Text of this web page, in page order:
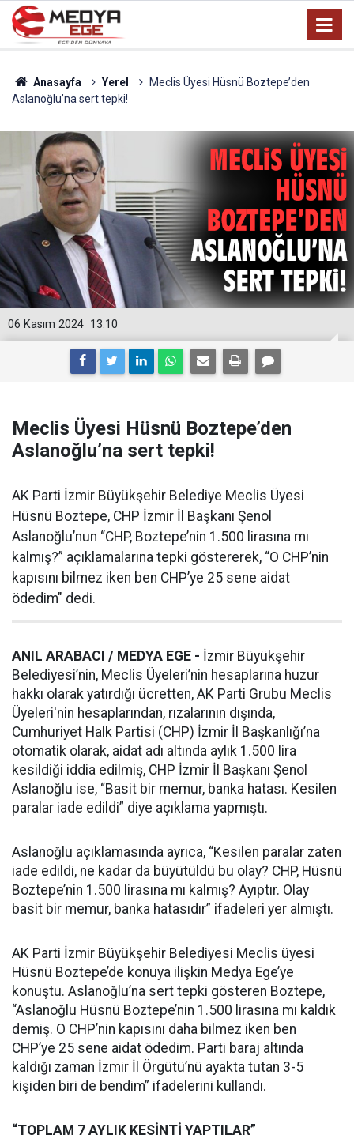
Anasayfa Yerel
Meclis Üyesi Hüsnü Boztepe’den
Aslanoğlu’na sert tepki!
13:10
06 Kasım 2024
Meclis Üyesi Hüsnü Boztepe’den
Aslanoğlu’na sert tepki!
AK Parti İzmir Büyükşehir Belediye Meclis Üyesi
Hüsnü Boztepe, CHP İzmir İl Başkanı Şenol
Aslanoğlu’nun “CHP, Boztepe’nin 1.500 lirasına mı
kalmış?” açıklamalarına tepki göstererek, “O CHP’nin
kapısını bilmez iken ben CHP’ye 25 sene aidat
ödedim" dedi.
ANIL ARABACI / MEDYA EGE - İzmir Büyükşehir
Belediyesi’nin, Meclis Üyeleri’nin hesaplarına huzur
hakkı olarak yatırdığı ücretten, AK Parti Grubu Meclis
Üyeleri'nin hesaplarından, rızalarının dışında,
Cumhuriyet Halk Partisi (CHP) İzmir İl Başkanlığı’na
otomatik olarak, aidat adı altında aylık 1.500 lira
kesildiği iddia edilmiş, CHP İzmir İl Başkanı Şenol
Aslanoğlu ise, “Basit bir memur, banka hatası. Kesilen
paralar iade edildi” diye açıklama yapmıştı.
Aslanoğlu açıklamasında ayrıca, “Kesilen paralar zaten
iade edildi, ne kadar da büyütüldü bu olay? CHP, Hüsnü
Boztepe’nin 1.500 lirasına mı kalmış? Ayıptır. Olay
basit bir memur, banka hatasıdır” ifadeleri yer almıştı.
AK Parti İzmir Büyükşehir Belediyesi Meclis üyesi
Hüsnü Boztepe’de konuya ilişkin Medya Ege’ye
konuştu. Aslanoğlu’na sert tepki gösteren Boztepe,
“Aslanoğlu Hüsnü Boztepe’nin 1.500 lirasına mı kaldık
demiş. O CHP’nin kapısını daha bilmez iken ben
CHP’ye 25 sene aidat ödedim. Parti baraj altında
kaldığı zaman İzmir İl Örgütü’nü ayakta tutan 3-5
kişiden biri de bendim” ifadelerini kullandı.
“TOPLAM 7 AYLIK KESİNTİ YAPTILAR”